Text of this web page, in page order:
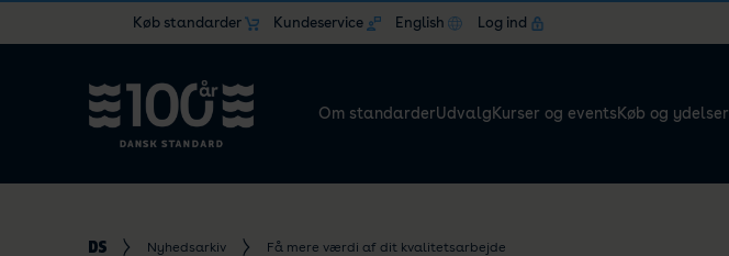
Køb standarder Kundeservice English Log ind
Om standarderUdvalgKurser og eventsKøb og ydelser
Nyhedsarkiv Få mere værdi af dit kvalitetsarbejde